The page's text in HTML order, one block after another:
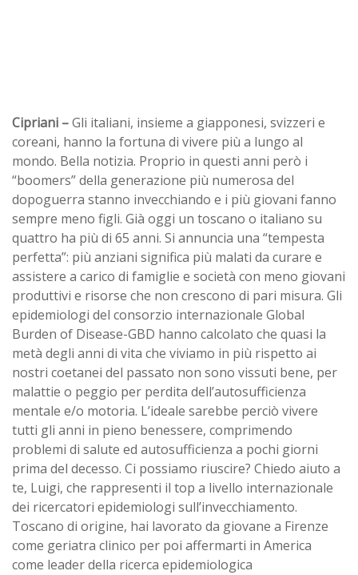
Cipriani –Gli italiani, insieme a giapponesi, svizzeri e
coreani, hanno la fortuna di vivere più a lungo al
mondo. Bella notizia. Proprio in questi anni però i
“boomers” della generazione più numerosa del
dopoguerra stanno invecchiando e i più giovani fanno
sempre meno figli. Già oggi un toscano o italiano su
quattro ha più di 65 anni. Si annuncia una “tempesta
perfetta”: più anziani significa più malati da curare e
assistere a carico di famiglie e società con meno giovani
produttivi e risorse che non crescono di pari misura. Gli
epidemiologi del consorzio internazionale Global
Burden of Disease-GBD hanno calcolato che quasi la
metà degli anni di vita che viviamo in più rispetto ai
nostri coetanei del passato non sono vissuti bene, per
malattie o peggio per perdita dell’autosufficienza
mentale e/o motoria. L’ideale sarebbe perciò vivere
tutti gli anni in pieno benessere, comprimendo
problemi di salute ed autosufficienza a pochi giorni
prima del decesso. Ci possiamo riuscire? Chiedo aiuto a
te, Luigi, che rappresenti il top a livello internazionale
dei ricercatori epidemiologi sull’invecchiamento.
Toscano di origine, hai lavorato da giovane a Firenze
come geriatra clinico per poi affermarti in America
come leader della ricerca epidemiologica